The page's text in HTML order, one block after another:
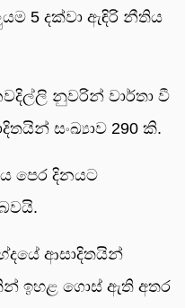
5 දක්වා ඇඳිරි නීතිය
නුවරින් වාර්තා වී
සංඛ්‍යාව 290 කි.
පෙර දිනයට
ආසාදිතයින්
කින් ඉහළ ගොස් ඇති අතර